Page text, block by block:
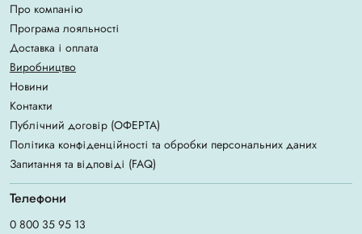
Про компанію
Програма лояльності
Доставка і оплата
Виробництво
Новини
Контакти
Публічний договір (ОФЕРТА)
Політика конфіденційності та обробки персональних даних
Запитання та відповіді (FAQ)
Телефони
0 800 35 95 13